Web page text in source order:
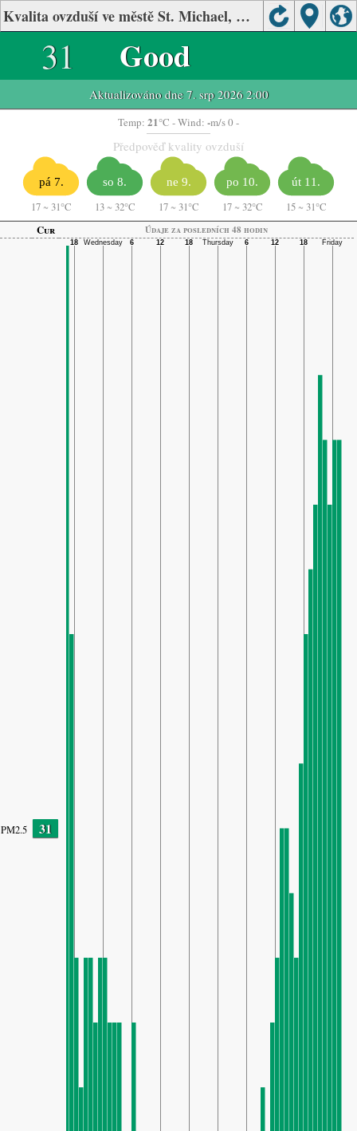
Kvalita ovzduší ve městě St. Michael, Minnesota
31 Good
Aktualizováno dne 7. srp 2026 2:00
Temp: 21°C - Wind: -m/s 0 -
Předpověď kvality ovzduší
pá 7.
17 ~ 31°C
so 8.
13 ~ 32°C
ne 9.
17 ~ 31°C
po 10.
17 ~ 32°C
út 11.
15 ~ 31°C
Cur
Údaje za posledních 48 hodin
PM2.5 31